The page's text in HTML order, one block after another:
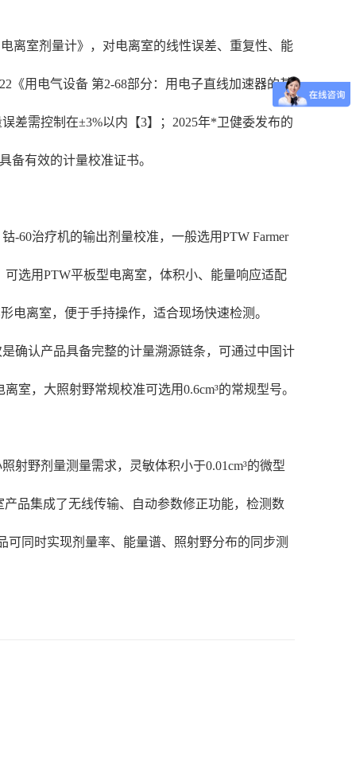
离室剂量计》，对电离室的线性误差、重复性、能
《用电气设备 第2-68部分：用电子直线加速器的基
差需控制在±3%以内【3】；2025年*卫健委发布的
备有效的计量校准证书。
-60治疗机的输出剂量校准，一般选用PTW Farmer
选用PTW平板型电离室，体积小、能量响应适配
电离室，便于手持操作，适合现场快速检测。
确认产品具备完整的计量溯源链条，可通过中国计
室，大照射野常规校准可选用0.6cm³的常规型号。
射野剂量测量需求，灵敏体积小于0.01cm³的微型
品集成了无线传输、自动参数修正功能，检测数
同时实现剂量率、能量谱、照射野分布的同步测